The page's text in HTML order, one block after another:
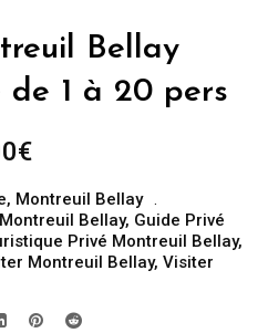
Bellay
de 1 à 20 pers
€Plage
prix :
199.00€
à
249.00€
, Montreuil Bellay
Bellay, Guide Privé
Privé Montreuil Bellay,
Montreuil Bellay, Visiter